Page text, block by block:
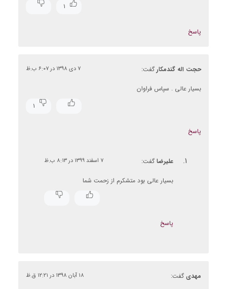
۱
پاسخ
حجت اله گندمکار گفت: ۷ دی ۱۳۹۸ در ۶:۰۷ ب.ظ
بسیار عالی . سپاس فراوان
۱
پاسخ
علیرضا گفت: ۷ اسفند ۱۳۹۹ در ۸:۱۳ ب.ظ
بسیار عالی بود متشکرم از زحمت شما
پاسخ
مهدی گفت: ۱۸ آبان ۱۳۹۸ در ۱۲:۲۱ ق.ظ